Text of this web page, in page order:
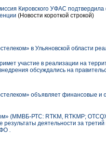
Кировского УФАС
(Новости короткой строкой)
в Ульяновской области
участие в реализации на
обсуждались на
объявляет финансовые и
(ММВБ-РТС: RTKM, RTKMP;
результаты деятельности за
.